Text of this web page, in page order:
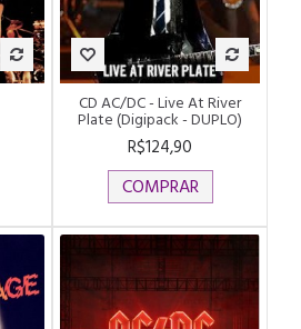
CD AC/DC - Live At River
Plate (Digipack - DUPLO)
R$124,90
COMPRAR